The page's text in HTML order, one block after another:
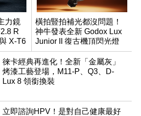
力鏡
R
X-T6
橫拍豎拍補光都沒問題！
神牛發表全新 Godox Lux
Junior II 復古機頂閃光燈
徠卡經典再進化！全新「金屬灰」
烤漆工藝登場，M11-P、Q3、D-
Lux 8 領銜換裝
立即諮詢HPV！是對自己健康最好